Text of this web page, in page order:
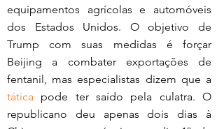
equipamentos agrícolas e automóveis
dos Estados Unidos. O objetivo de
Trump com suas medidas é forçar
Beijing a combater exportações de
tática pode ter saído pela culatra. O
republicano deu apenas dois dias à